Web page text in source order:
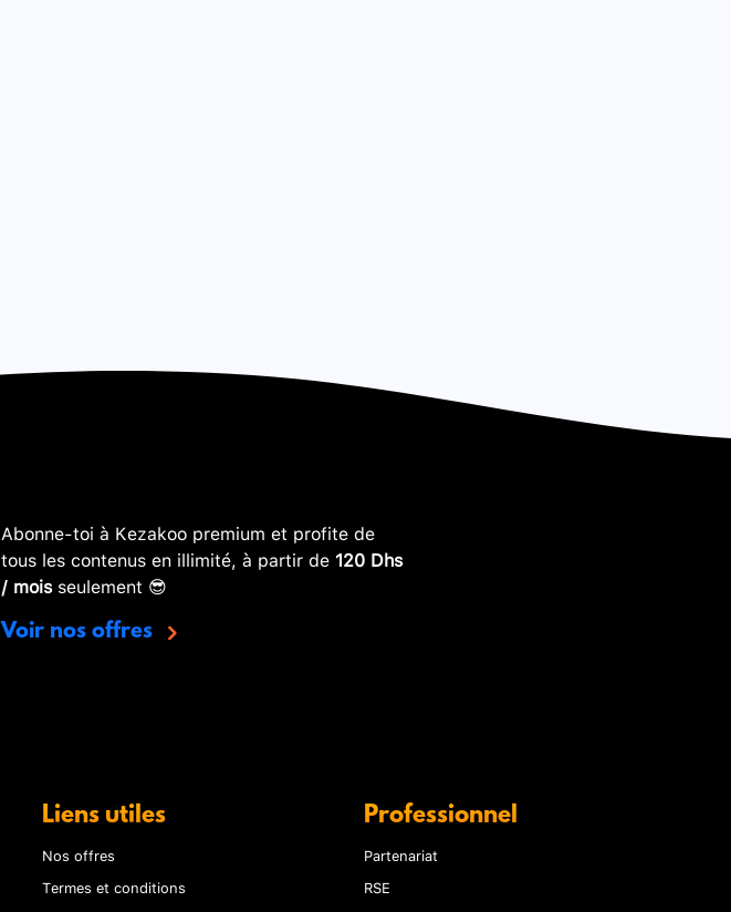
Abonne-toi à Kezakoo premium et profite de
tous les contenus en illimité, à partir de 120 Dhs
/ moisseulement 😎
Voir nos offres
Liens utiles
Nos offres
Termes et conditions
Professionnel
Partenariat
RSE